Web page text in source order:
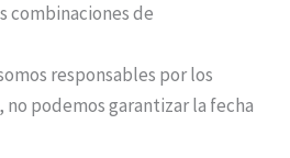
combinaciones de
responsables por los
podemos garantizar la fecha